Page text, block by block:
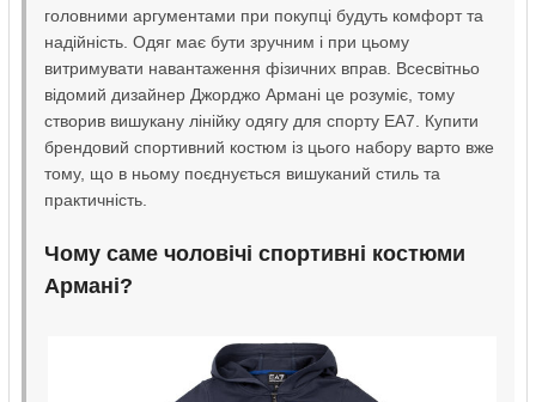
головними аргументами при покупці будуть комфорт та
надійність. Одяг має бути зручним і при цьому
витримувати навантаження фізичних вправ. Всесвітньо
відомий дизайнер Джорджо Армані це розуміє, тому
створив вишукану лінійку одягу для спорту EA7. Купити
брендовий спортивний костюм із цього набору варто вже
тому, що в ньому поєднується вишуканий стиль та
практичність.
Чому саме чоловічі спортивні костюми
Армані?